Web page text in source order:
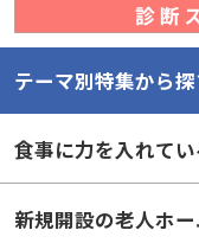
テーマ別特集から
食事に力を入れて
新規開設の老人ホ